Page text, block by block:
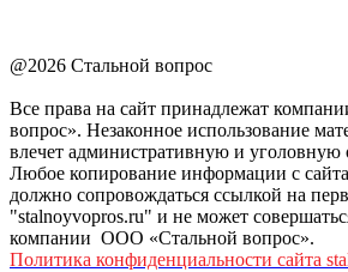
@2026 Стальной вопрос
Все права на сайт принадлежат
вопрос». Незаконное использование
влечет административную и уголовную
Любое копирование информации с
должно сопровождаться ссылкой на
"stalnoyvopros.ru" и не может
компании ООО «Стальной вопрос».
Политика конфиденциальности сайта